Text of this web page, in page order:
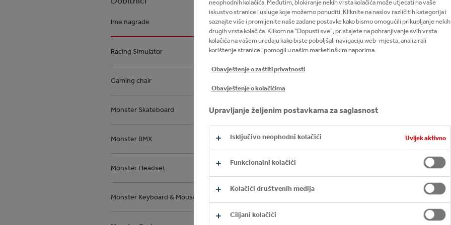
Ime nagrade Ime dobitnika Prezime dobitnika
Racing Simulator Stanko Lovrić
Gaming chair
Monster Skateboard Fikret Borovina
Monster BMX Aleksandar
Monster Headset
Monster Keyboard & Mouse
neophodnih kolačića. Međutim, blokiranje nekih vrsta kolačića može utjecati na vaše
iskustvo stranice i usluge koje možemo ponuditi. Kliknite na naslov različitih kategorija i
saznajte više i promijenite naše zadane postavke kako bismo omogućili prikupljanje nekih
drugih vrsta kolačića. Klikom na "Dopusti sve", pristajete na pohranjivanje svih vrsta
kolačića na vašem uređaju kako biste poboljšali navigaciju web-mjesta, analizirali
korištenje stranice i pomogli u našim marketinškim naporima.
Obavještenje o zaštiti privatnosti
Obavještenje o kolačićima
Upravljanje željenim postavkama za saglasnost
Isključivo neophodni kolačići Uvijek aktivno
Funkcionalni kolačići
Kolačići društvenih medija
Ciljani kolačići